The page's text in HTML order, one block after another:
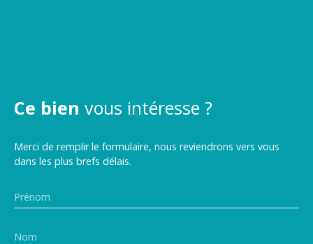
Ce bien vous intéresse ?
Merci de remplir le formulaire, nous reviendrons vers vous
dans les plus brefs délais.
Prénom
Nom